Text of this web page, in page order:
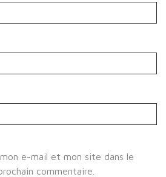
e-mail et mon site dans le
commentaire.